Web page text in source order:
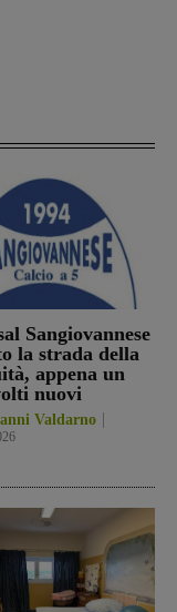
Sangiovannese
la strada della
appena un
nuovi
Valdarno